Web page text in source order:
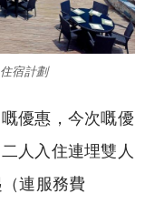
宿計劃
優惠，今次嘅優
人入住連埋雙人
連服務費